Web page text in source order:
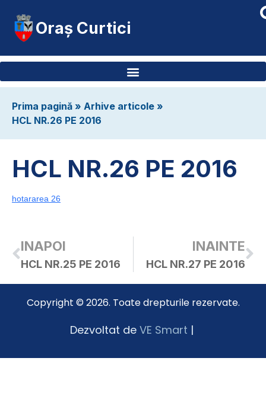
Oraș Curtici
Prima pagină » Arhive articole »
HCL NR.26 PE 2016
HCL NR.26 PE 2016
hotararea 26
INAPOI
HCL NR.25 PE 2016
INAINTE
HCL NR.27 PE 2016
Copyright © 2026. Toate drepturile rezervate.
Dezvoltat de VE Smart |